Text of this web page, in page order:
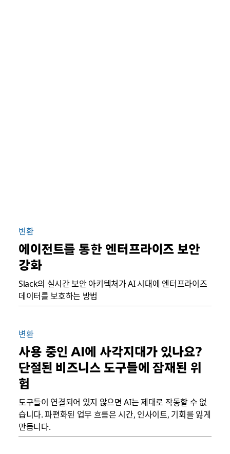
변환
에이전트를 통한 엔터프라이즈 보안
강화
Slack의 실시간 보안 아키텍처가 AI 시대에 엔터프라이즈
데이터를 보호하는 방법
변환
사용 중인 AI에 사각지대가 있나요?
단절된 비즈니스 도구들에 잠재된 위
험
도구들이 연결되어 있지 않으면 AI는 제대로 작동할 수 없
습니다. 파편화된 업무 흐름은 시간, 인사이트, 기회를 잃게
만듭니다.